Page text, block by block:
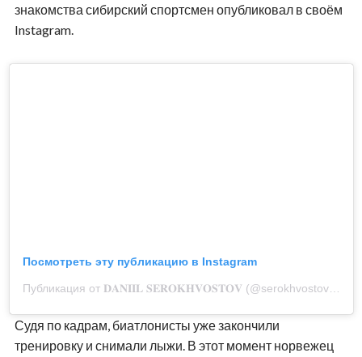
знакомства сибирский спортсмен опубликовал в своём
Instagram.
Посмотреть эту публикацию в Instagram
Публикация от 𝐃𝐀𝐍𝐈𝐈𝐋 𝐒𝐄𝐑𝐎𝐊𝐇𝐕𝐎𝐒𝐓𝐎𝐕 (@serokhvostovdaniil)
Судя по кадрам, биатлонисты уже закончили
тренировку и снимали лыжи. В этот момент норвежец